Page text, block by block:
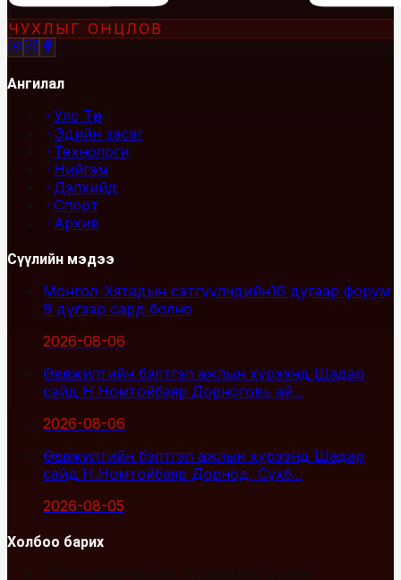
ЧУХЛЫГ ОНЦЛОВ
Ангилал
Улс Төр
Эдийн засаг
Технологи
Нийгэм
Дэлхийд
Спорт
Архив
Сүүлийн мэдээ
Монгол-Хятадын сэтгүүлчдийн16 дугаар форум
9 дүгээр сард болно
2026-08-06
Өвөлжилтийн бэлтгэл ажлын хүрээнд Шадар
сайд Н.Номтойбаяр Дорноговь ай...
2026-08-06
Өвөлжилтийн бэлтгэл ажлын хүрээнд Шадар
сайд Н.Номтойбаяр Дорнод, Сүхб...
2026-08-05
Холбоо барих